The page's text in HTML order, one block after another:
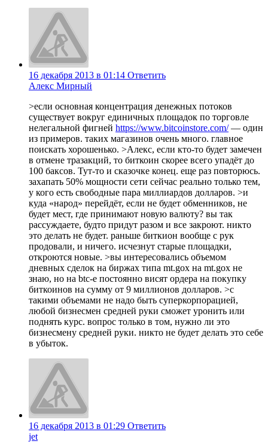
16 декабря 2013 в 01:14 Ответить
Алекс Мирный
>если основная концентрация денежных потоков
существует вокруг единичных площадок по торговле
нелегальной фигней https://www.bitcoinstore.com/— один
из примеров. таких магазинов очень много. главное
поискать хорошенько. >Алекс, если кто-то будет замечен
в отмене тразакций, то биткоин скорее всего упадёт до
100 баксов. Тут-то и сказочке конец. еще раз повторюсь.
захапать 50% мощности сети сейчас реально только тем,
у кого есть свободные пара миллиардов долларов. >и
куда «народ» перейдёт, если не будет обменников, не
будет мест, где принимают новую валюту? вы так
рассуждаете, будто придут разом и все закроют. никто
это делать не будет. раньше биткион вообще с рук
продовали, и ничего. исчезнут старые площадки,
откроются новые. >вы интересовались объемом
дневных сделок на биржах типа mt.gox на mt.gox не
знаю, но на btc-e постоянно висят ордера на покупку
биткоинов на сумму от 9 миллионов долларов. >с
такими объемами не надо быть суперкорпорацией,
любой бизнесмен средней руки сможет уронить или
поднять курс. вопрос только в том, нужно ли это
бизнесмену средней руки. никто не будет делать это себе
в убыток.
16 декабря 2013 в 01:29 Ответить
jet